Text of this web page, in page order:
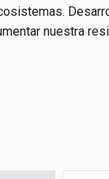
nuestra